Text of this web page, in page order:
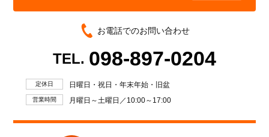
お電話でのお問い合わせ
TEL. 098-897-0204
定休日 日曜日・祝日・年末年始・旧盆
営業時間 月曜日～土曜日／10:00～17:00